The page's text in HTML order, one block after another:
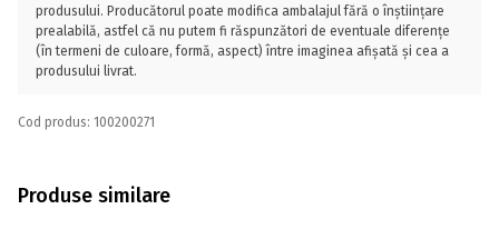
produsului. Producătorul poate modifica ambalajul fără o înștiințare
prealabilă, astfel că nu putem fi răspunzători de eventuale diferențe
(în termeni de culoare, formă, aspect) între imaginea afișată și cea a
produsului livrat.
Cod produs: 100200271
Produse similare